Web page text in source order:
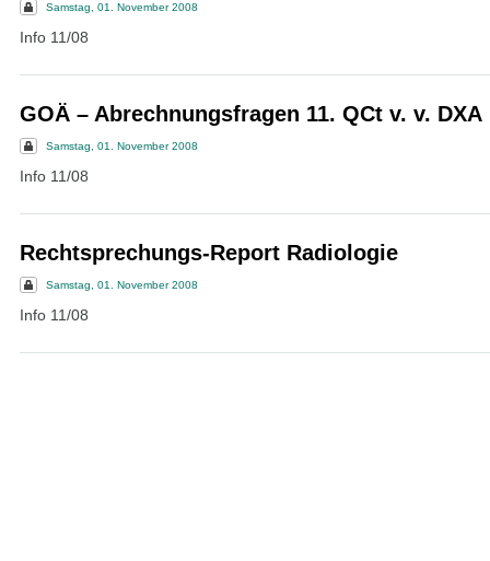
Samstag, 01. November 2008
Info 11/08
GOÄ – Abrechnungsfragen 11. QCt v. v. DXA
Samstag, 01. November 2008
Info 11/08
Rechtsprechungs-Report Radiologie
Samstag, 01. November 2008
Info 11/08